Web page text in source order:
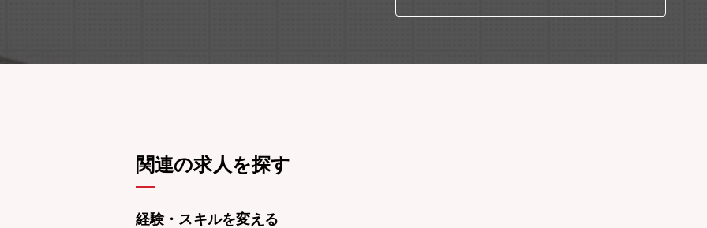
関連の求人を探す
経験・スキルを変える